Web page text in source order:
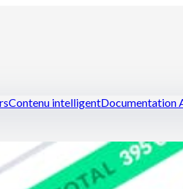
Contenu intelligentDocumentation